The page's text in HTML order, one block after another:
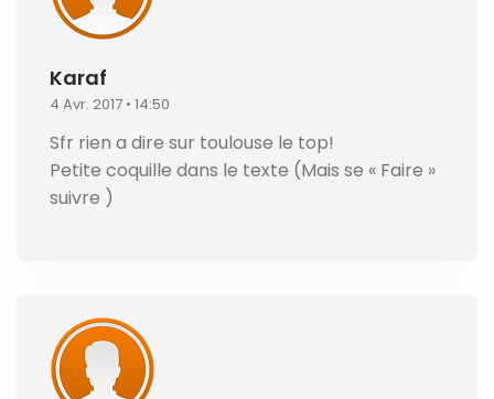
Karaf
4 Avr. 2017 • 14:50
Sfr rien a dire sur toulouse le top!
Petite coquille dans le texte (Mais se « Faire »
suivre )